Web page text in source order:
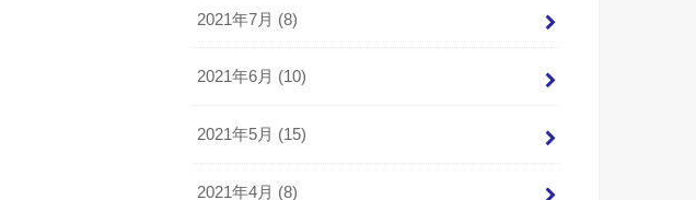
2021年7月 (8)
2021年6月 (10)
2021年5月 (15)
2021年4月 (8)